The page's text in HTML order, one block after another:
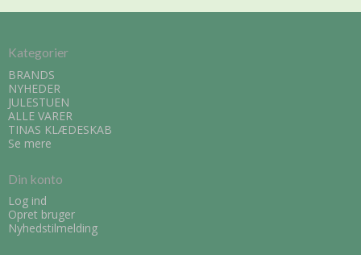
Kategorier
BRANDS
NYHEDER
JULESTUEN
ALLE VARER
TINAS KLÆDESKAB
Se mere
Din konto
Log ind
Opret bruger
Nyhedstilmelding